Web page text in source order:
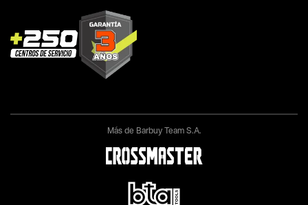
Más de Barbuy Team S.A.